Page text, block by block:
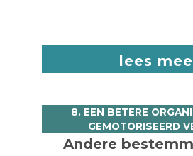
lees
8. EEN BETERE
GEMOTORISEERD
Andere